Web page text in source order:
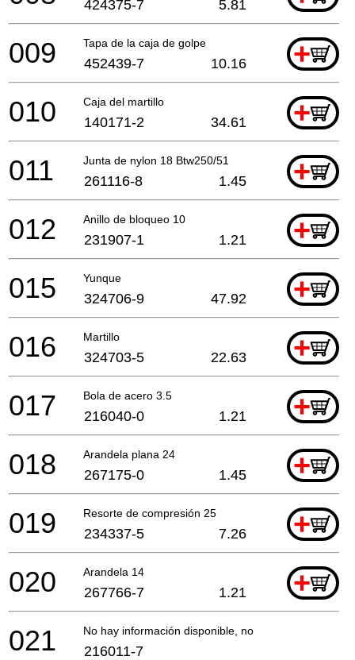
424375-7 5.81
Tapa de la caja de golpe +
009 452439-7 10.16
Caja del martillo +
010 140171-2 34.61
Junta de nylon 18 Btw250/51 +
011 261116-8 1.45
Anillo de bloqueo 10 +
012 231907-1 1.21
Yunque +
015 324706-9 47.92
Martillo +
016 324703-5 22.63
Bola de acero 3.5 +
017 216040-0 1.21
Arandela plana 24 +
018 267175-0 1.45
Resorte de compresión 25 +
019 234337-5 7.26
Arandela 14 +
020 267766-7 1.21
No hay información disponible, no se puede pedir
021 216011-7